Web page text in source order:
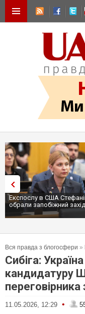
Експослу в США
обрали запобіжний захід
Вся правда з блогосфери »
Сибіга:
кандидатуру
11.05.2026, 12:29 •